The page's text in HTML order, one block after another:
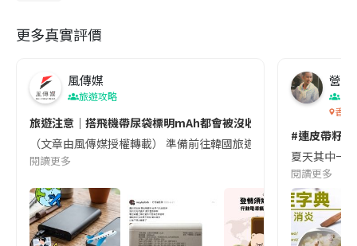
更多真實評價
風傳媒
旅遊攻略
旅遊注意｜搭飛機帶尿袋標明mAh都會被沒收😱出發前切記檢查
（文章由風傳媒授權轉載） 準備前往韓國旅遊的民眾，近期要
閱讀更多
營養
香港
#連皮帶籽
夏天其中一
閱讀更多